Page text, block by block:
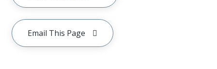
Email This Page